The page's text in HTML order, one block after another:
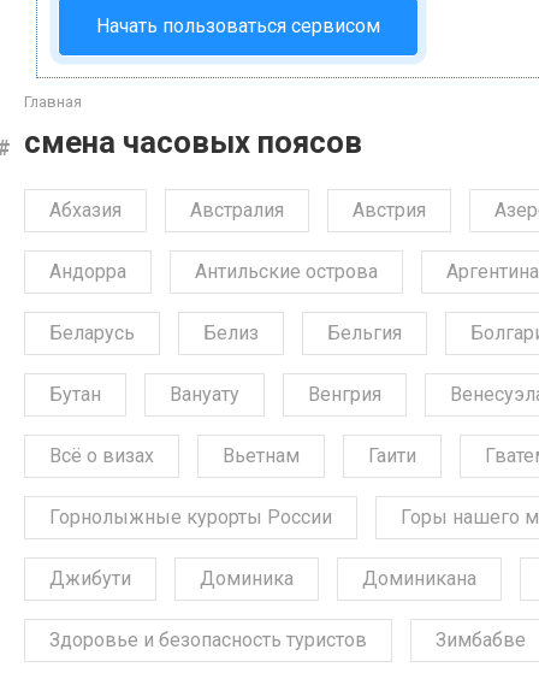
Начать пользоваться сервисом
Главная
смена часовых поясов
Абхазия Австралия Австрия
Андорра Антильские острова Аргентина
Беларусь Белиз Бельгия
Бутан Вануату Венгрия
Всё о визах Вьетнам Гаити
Горнолыжные курорты России Горы нашего
Джибути Доминика Доминикана
Здоровье и безопасность туристов Зимбабве